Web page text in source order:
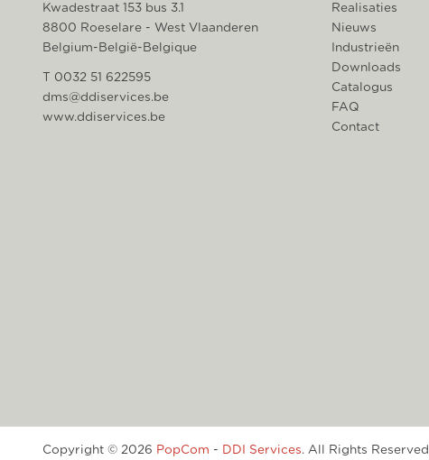
Kwadestraat 153 bus 3.1
8800 Roeselare - West Vlaanderen
Belgium-België-Belgique
T 0032 51 622595
dms@ddiservices.be
www.ddiservices.be
Realisaties
Nieuws
Industrieën
Downloads
Catalogus
FAQ
Contact
Copyright © 2026 PopCom - DDI Services. All Rights Reserved